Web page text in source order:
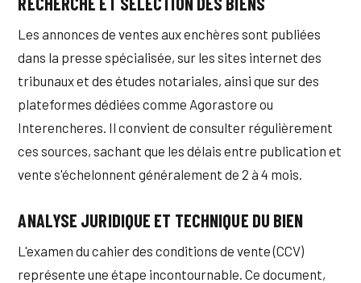
Les annonces de ventes aux enchères sont publiées
dans la presse spécialisée, sur les sites internet des
tribunaux et des études notariales, ainsi que sur des
plateformes dédiées comme Agorastore ou
Interencheres. Il convient de consulter régulièrement
ces sources, sachant que les délais entre publication et
vente s'échelonnent généralement de 2 à 4 mois.
ANALYSE JURIDIQUE ET TECHNIQUE DU BIEN
L'examen du cahier des conditions de vente (CCV)
représente une étape incontournable. Ce document,